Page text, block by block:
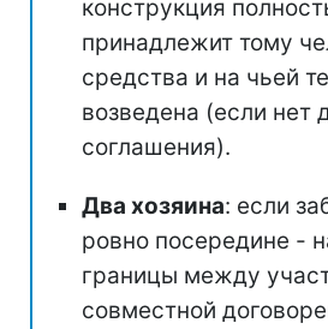
конструкция
принадлежит тому
средства и на чьей
возведена (если нет
соглашения).
Два хозяина: если
ровно посередине -
границы между
совместной